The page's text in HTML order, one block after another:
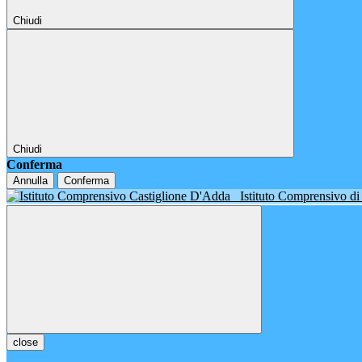
Chiudi
Chiudi
Conferma
Annulla Conferma
Istituto Comprensivo
close